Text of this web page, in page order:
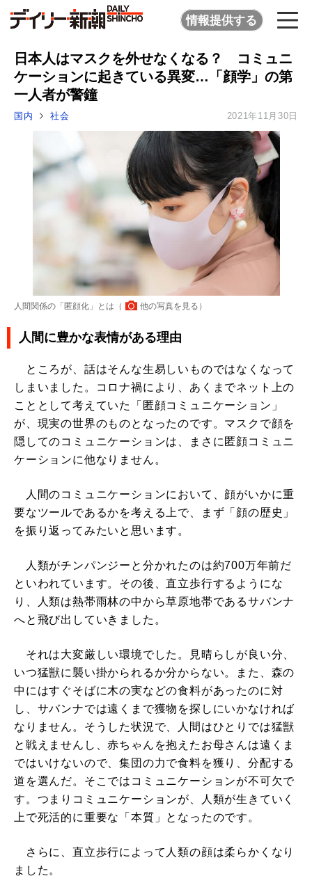
情報提供する
日本人はマスクを外せなくなる？ コミュニ
ケーションに起きている異変…「顔学」の第
一人者が警鐘
国内 社会 2021年11月30日
人間関係の「匿顔化」とは（ 他の写真を見る ）
人間に豊かな表情がある理由
ところが、話はそんな生易しいものではなくなって
しまいました。コロナ禍により、あくまでネット上の
こととして考えていた「匿顔コミュニケーション」
が、現実の世界のものとなったのです。マスクで顔を
隠してのコミュニケーションは、まさに匿顔コミュニ
ケーションに他なりません。
人間のコミュニケーションにおいて、顔がいかに重
要なツールであるかを考える上で、まず「顔の歴史」
を振り返ってみたいと思います。
人類がチンパンジーと分かれたのは約700万年前だ
といわれています。その後、直立歩行するようにな
り、人類は熱帯雨林の中から草原地帯であるサバンナ
へと飛び出していきました。
それは大変厳しい環境でした。見晴らしが良い分、
いつ猛獣に襲い掛かられるか分からない。また、森の
中にはすぐそばに木の実などの食料があったのに対
し、サバンナでは遠くまで獲物を探しにいかなければ
なりません。そうした状況で、人間はひとりでは猛獣
と戦えませんし、赤ちゃんを抱えたお母さんは遠くま
ではいけないので、集団の力で食料を獲り、分配する
道を選んだ。そこではコミュニケーションが不可欠で
す。つまりコミュニケーションが、人類が生きていく
上で死活的に重要な「本質」となったのです。
さらに、直立歩行によって人類の顔は柔らかくなり
ました。